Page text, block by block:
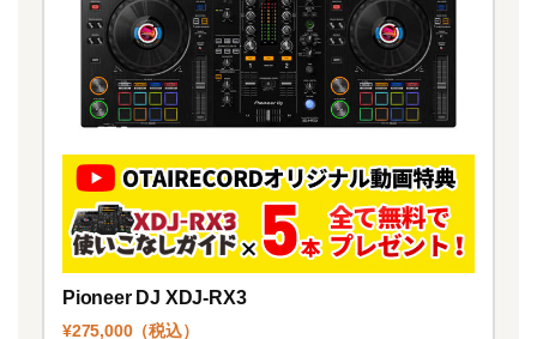
Pioneer DJ XDJ-RX3
¥275,000（税込）